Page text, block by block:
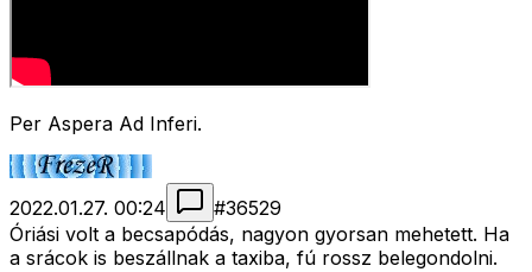
Per Aspera Ad Inferi.
2022.01.27. 00:24 #36529
Óriási volt a becsapódás, nagyon gyorsan mehetett. Ha
a srácok is beszállnak a taxiba, fú rossz belegondolni.